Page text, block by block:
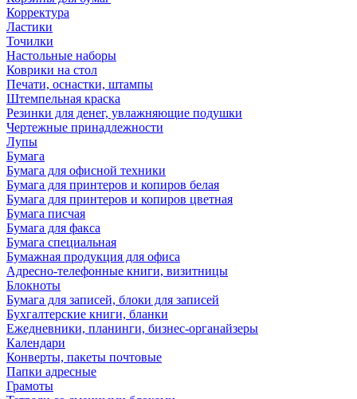
Корректура
Ластики
Точилки
Настольные наборы
Коврики на стол
Печати, оснастки, штампы
Штемпельная краска
Резинки для денег, увлажняющие подушки
Чертежные принадлежности
Лупы
Бумага
Бумага для офисной техники
Бумага для принтеров и копиров белая
Бумага для принтеров и копиров цветная
Бумага писчая
Бумага для факса
Бумага специальная
Бумажная продукция для офиса
Адресно-телефонные книги, визитницы
Блокноты
Бумага для записей, блоки для записей
Бухгалтерские книги, бланки
Ежедневники, планинги, бизнес-органайзеры
Календари
Конверты, пакеты почтовые
Папки адресные
Грамоты